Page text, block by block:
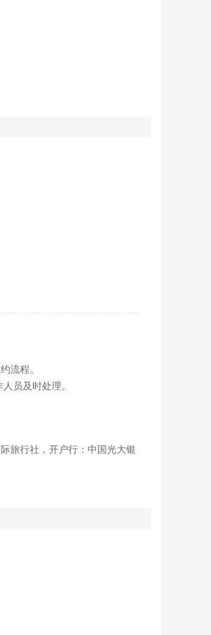
流程。
员及时处理。
旅行社，开户行：中国光大银